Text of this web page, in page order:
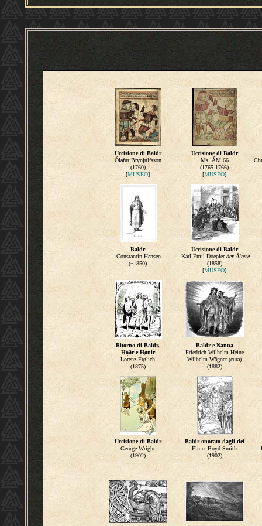
Uccisione di Baldr
Ólafur Brynjúlfsson
(1760)
[MUSEO]
Uccisione di Baldr
Ms. ÁM 66
(1765-1766)
[MUSEO]
Baldr
Constantin Hansen
(±1850)
Uccisione di Baldr
Karl Emil Doeplerder Ältere
(1858)
[MUSEO]
Ritorno di Baldr,
Hǫðr e Hǿnir
Lorenz Frølich
(1875)
Baldr e Nanna
Friedrich Wilhelm Heine
Wilhelm Wägner (cura)
(1882)
Uccisione di Baldr
George Wright
(1902)
Baldr onorato dagli dèi
Elmer Boyd Smith
(1902)